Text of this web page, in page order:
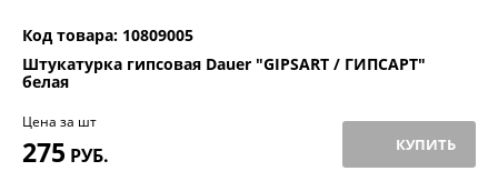
Код товара: 10809005
Штукатурка гипсовая Dauer "GIPSART / ГИПСАРТ"
белая
Цена за шт
275 РУБ. КУПИТЬ